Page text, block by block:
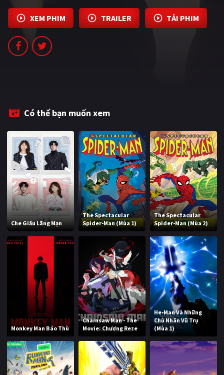
PHIM MỚI
PHIM BỘ
PHIM LẺ
BLOG
XEM PHIM TRAILER TẢI PHIM
Có thể bạn muốn xem
Che Giấu Lãng Mạn
The Spectacular
Spider-Man (Mùa 1)
The Spectacular
Spider-Man (Mùa 2)
Monkey Man Báo Thù
Chainsaw Man - The
Movie: Chương Reze
He-Man Và Những
Chủ Nhân Vũ Trụ
(Mùa 1)